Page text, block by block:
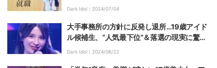
マンス
Dark Idol｜ 2024/07/04
大手事務所の方針に反発し退所…19歳アイド
ル候補生、“人気最下位”＆落選の現実に驚き
「私が一番可愛いのに」
Dark Idol｜ 2024/06/22